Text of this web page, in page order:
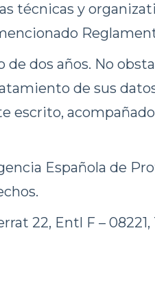
técnicas y
dos años. No
de sus
escrito,
Española de
22, Entl F – 08221,